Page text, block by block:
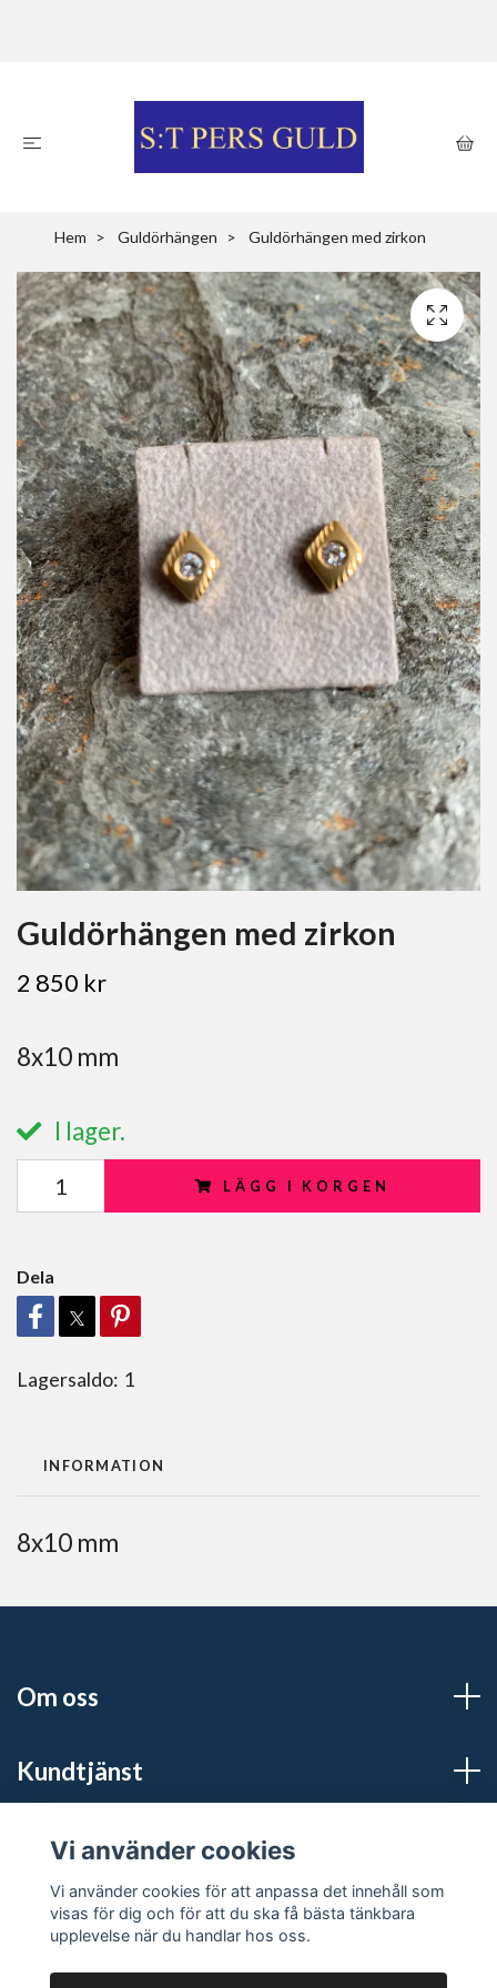
Hem Guldörhängen Guldörhängen med zirkon
Guldörhängen med zirkon
2 850 kr
8x10 mm
I lager.
LÄGG I KORGEN
Dela
Lagersaldo: 1
INFORMATION
8x10 mm
Om oss
Kundtjänst
Sociala medier
Vi använder cookies
Vi använder cookies för att anpassa det innehåll som
visas för dig och för att du ska få bästa tänkbara
upplevelse när du handlar hos oss.